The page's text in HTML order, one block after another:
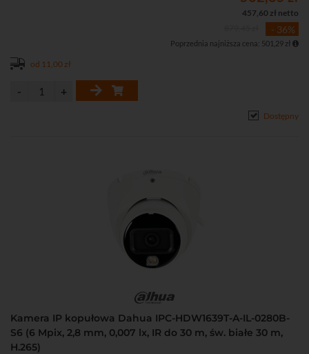
457,60 zł netto
- 36%
Poprzednia najniższa cena: 501,29 zł
od 11,00 zł
Dostępny
Kamera IP kopułowa Dahua IPC-HDW1639T-A-IL-0280B-
S6 (6 Mpix, 2,8 mm, 0,007 lx, IR do 30 m, św. białe 30 m,
H.265)